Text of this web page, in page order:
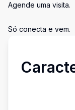
Agende uma visita.
Só conecta e vem.